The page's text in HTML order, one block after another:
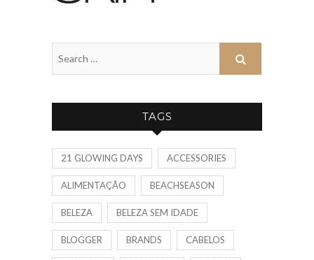
TAGS
21 GLOWING DAYS ACCESSORIES
ALIMENTAÇÃO BEACHSEASON
BELEZA BELEZA SEM IDADE
BLOGGER BRANDS CABELOS